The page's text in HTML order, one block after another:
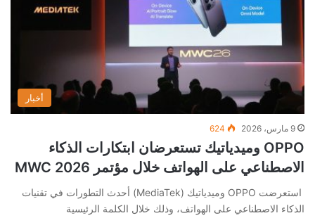
أخبار
9 مارس، 2026 624
OPPO وميدياتيك تستعرضان ابتكارات الذكاء
الاصطناعي على الهواتف خلال مؤتمر MWC 2026
استعرضت OPPO وميدياتيك (MediaTek) أحدث التطورات في تقنيات
الذكاء الاصطناعي على الهواتف، وذلك خلال الكلمة الرئيسية